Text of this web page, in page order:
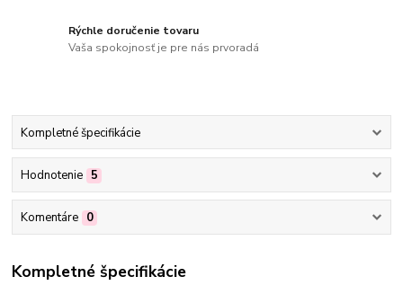
Rýchle doručenie tovaru
Vaša spokojnosť je pre nás prvoradá
Kompletné špecifikácie
Hodnotenie 5
Komentáre 0
Kompletné špecifikácie